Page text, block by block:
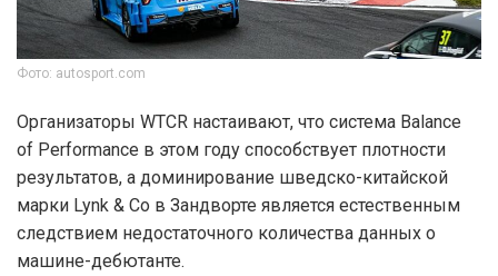
Фото: autosport.com
Организаторы WTCR настаивают, что система Balance
of Performance в этом году способствует плотности
результатов, а доминирование шведско-китайской
марки Lynk & Co в Зандворте является естественным
следствием недостаточного количества данных о
машине-дебютанте.